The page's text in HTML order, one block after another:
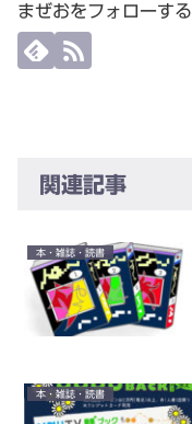
まぜおをフォローする
関連記事
本・雑誌・読書
本・雑誌・読書